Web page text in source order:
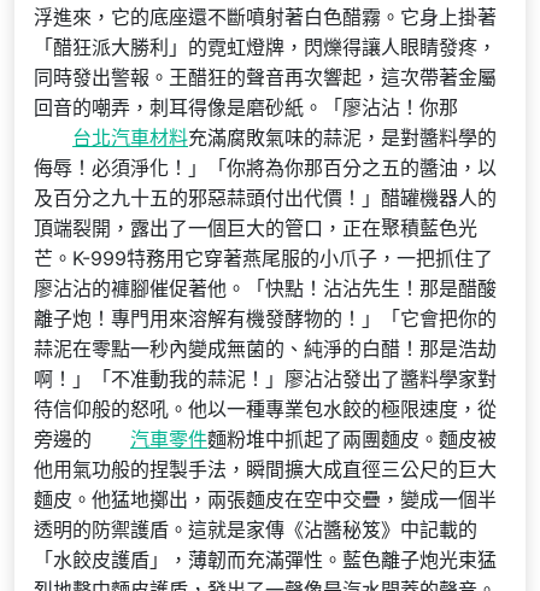
浮進來，它的底座還不斷噴射著白色醋霧。它身上掛著
「醋狂派大勝利」的霓虹燈牌，閃爍得讓人眼睛發疼，
同時發出警報。王醋狂的聲音再次響起，這次帶著金屬
回音的嘲弄，刺耳得像是磨砂紙。「廖沾沾！你那
台北汽車材料充滿腐敗氣味的蒜泥，是對醬料學的
侮辱！必須淨化！」「你將為你那百分之五的醬油，以
及百分之九十五的邪惡蒜頭付出代價！」醋罐機器人的
頂端裂開，露出了一個巨大的管口，正在聚積藍色光
芒。K-999特務用它穿著燕尾服的小爪子，一把抓住了
廖沾沾的褲腳催促著他。「快點！沾沾先生！那是醋酸
離子炮！專門用來溶解有機發酵物的！」「它會把你的
蒜泥在零點一秒內變成無菌的、純淨的白醋！那是浩劫
啊！」「不准動我的蒜泥！」廖沾沾發出了醬料學家對
待信仰般的怒吼。他以一種專業包水餃的極限速度，從
旁邊的
汽車零件麵粉堆中抓起了兩團麵皮。麵皮被
他用氣功般的捏製手法，瞬間擴大成直徑三公尺的巨大
麵皮。他猛地擲出，兩張麵皮在空中交疊，變成一個半
透明的防禦護盾。這就是家傳《沾醬秘笈》中記載的
「水餃皮護盾」，薄韌而充滿彈性。藍色離子炮光束猛